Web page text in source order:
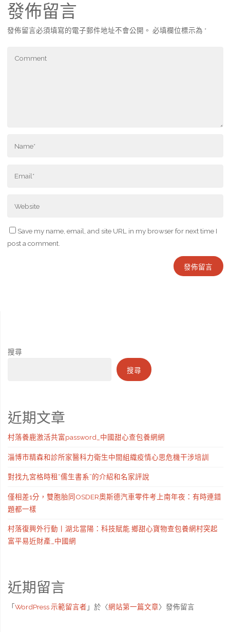
發佈留言
發佈留言必須填寫的電子郵件地址不會公開。 必填欄位標示為 *
Save my name, email, and site URL in my browser for next time I
post a comment.
搜尋
搜尋
近期文章
村落養鹿激活共富password_中國甜心查包養網網
淄博市精森和診所家醫科力衛生中間組織疫情心思危機干涉培訓
對找九宮格時租“儒生書系”的介紹和名家評說
僅相差1分，雙胞胎同OSDER奧斯德汽車零件考上南年夜：有時連錯
題都一樣
村落復興外行動丨湖北當陽：科技賦能 鄉甜心寶物查包養網村突起
富平易近財產_中國網
近期留言
「 WordPress 示範留言者 」於〈網站第一篇文章〉發佈留言